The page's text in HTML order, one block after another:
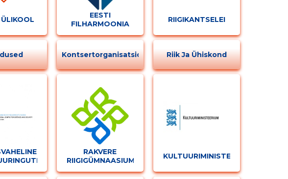
EESTI
FILHARMOONIA
Kontsertorganisatsioonid
RIIGIKANTSELEI
Riik Ja Ühiskond
RAKVERE
RIIGIGÜMNAASIUM
KULTUURIMINISTEERIUM